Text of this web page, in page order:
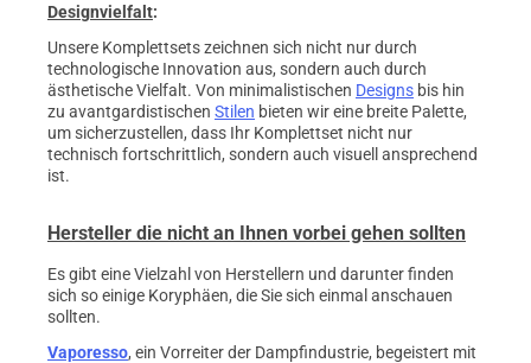
Designvielfalt:
Unsere Komplettsets zeichnen sich nicht nur durch
technologische Innovation aus, sondern auch durch
ästhetische Vielfalt. Von minimalistischen Designs bis hin
zu avantgardistischen Stilen bieten wir eine breite Palette,
um sicherzustellen, dass Ihr Komplettset nicht nur
technisch fortschrittlich, sondern auch visuell ansprechend
ist.
Hersteller die nicht an Ihnen vorbei gehen sollten
Es gibt eine Vielzahl von Herstellern und darunter finden
sich so einige Koryphäen, die Sie sich einmal anschauen
sollten.
Vaporesso, ein Vorreiter der Dampfindustrie, begeistert mit